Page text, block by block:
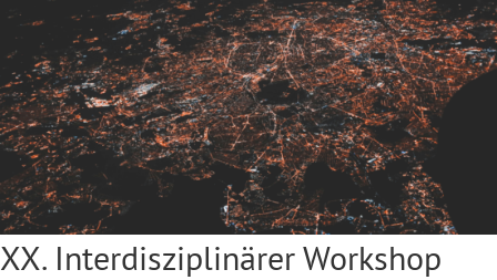
XX. Interdisziplinärer Workshop